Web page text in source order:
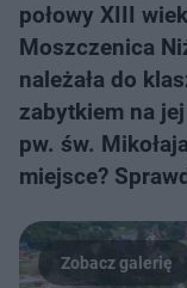
połowy XIII
Moszczenica
należała do
zabytkiem na
pw. św.
miejsce?